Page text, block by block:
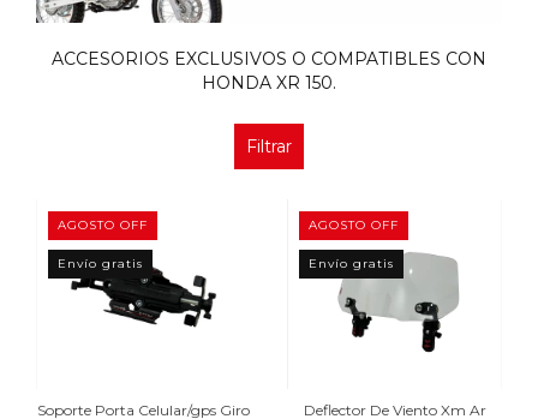
ACCESORIOS EXCLUSIVOS O COMPATIBLES CON
HONDA XR 150.
Filtrar
AGOSTO OFF
Envío gratis
Soporte Porta Celular/gps Giro
AGOSTO OFF
Envío gratis
Deflector De Viento Xm Ar